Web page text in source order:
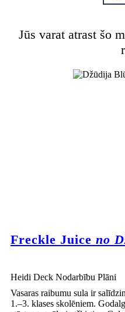
Jūs varat atrast šo
Freckle Juice no
Heidi Deck Nodarbību Plāni
Vasaras raibumu sula ir
1.–3. klases skolēniem.